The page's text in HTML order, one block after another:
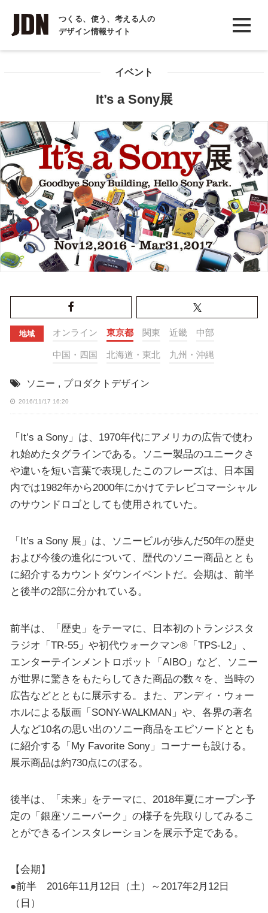
つくる、使う、考える人の
デザイン情報サイト
INTERVIEW
インタビュー
コラム
イベント
It’s a Sony展
地域 オンライン 東京都 関東 近畿 中部
中国・四国 北海道・東北 九州・沖縄
ソニー , プロダクトデザイン
2016/11/17 16:20
「It’s a Sony」は、1970年代にアメリカの広告で使わ
れ始めたタグラインである。ソニー製品のユニークさ
や違いを短い言葉で表現したこのフレーズは、日本国
内では1982年から2000年にかけてテレビコマーシャル
のサウンドロゴとしても使用されていた。
「It’s a Sony 展」は、ソニービルが歩んだ50年の歴史
および今後の進化について、歴代のソニー商品ととも
に紹介するカウントダウンイベントだ。会期は、前半
と後半の2部に分かれている。
前半は、「歴史」をテーマに、日本初のトランジスタ
ラジオ「TR-55」や初代ウォークマン®「TPS-L2」、
エンターテインメントロボット「AIBO」など、ソニー
が世界に驚きをもたらしてきた商品の数々を、当時の
広告などとともに展示する。また、アンディ・ウォー
ホルによる版画「SONY-WALKMAN」や、各界の著名
人など10名の思い出のソニー商品をエピソードととも
に紹介する「My Favorite Sony」コーナーも設ける。
展示商品は約730点にのぼる。
後半は、「未来」をテーマに、2018年夏にオープン予
定の「銀座ソニーパーク」の様子を先取りしてみるこ
とができるインスタレーションを展示予定である。
【会期】
●前半 2016年11月12日（土）～2017年2月12日
（日）